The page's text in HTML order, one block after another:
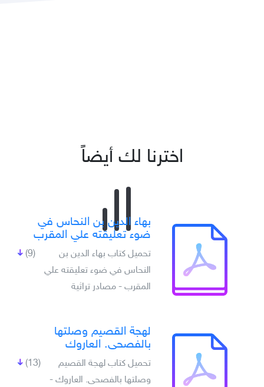
اخترنا لك أيضاً
بهاء الدين بن النحاس في
ضوء تعليقته علي المقرب
(9)
تحميل كتاب بهاء الدين بن
النحاس في ضوء تعليقته علي
المقرب - مصادر تراثية
لهجة القصيم وصلتها
بالفصحى. العاروك
(13)
تحميل كتاب لهجة القصيم
وصلتها بالفصحى. العاروك -